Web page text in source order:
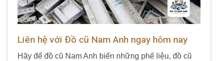
Liên hệ với Đồ cũ Nam Anh ngay hôm nay
Hãy để đồ cũ Nam Anh biến những phế liệu, đồ cũ